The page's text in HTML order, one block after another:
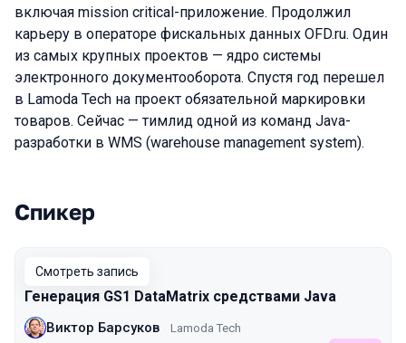
включая mission critical-приложение. Продолжил
карьеру в операторе фискальных данных OFD.ru. Один
из самых крупных проектов — ядро системы
электронного документооборота. Спустя год перешел
в Lamoda Tech на проект обязательной маркировки
товаров. Сейчас — тимлид одной из команд Java-
разработки в WMS (warehouse management system).
Выступления в сезоне 2023
Спикер
Смотреть запись
Генерация GS1 DataMatrix средствами Java
Виктор Барсуков Lamoda Tech